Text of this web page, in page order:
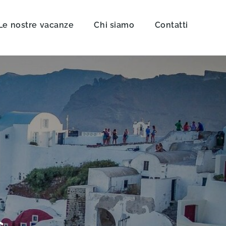
nostre vacanze Chi siamo Contatti